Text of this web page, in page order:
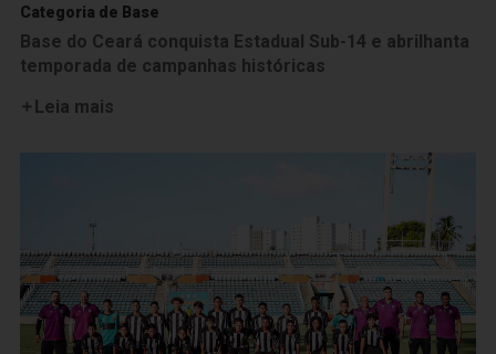
Categoria de Base
Base do Ceará conquista Estadual Sub-14 e abrilhanta
temporada de campanhas históricas
Leia mais